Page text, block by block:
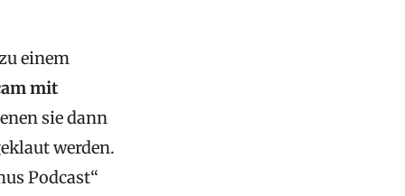
einem
mit
sie dann
werden.
Podcast“